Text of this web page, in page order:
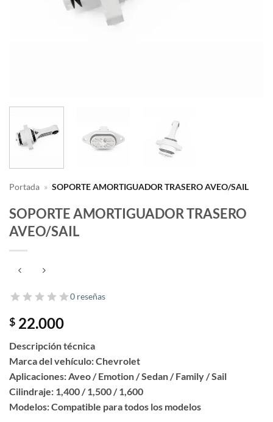
Portada » SOPORTE AMORTIGUADOR TRASERO AVEO/SAIL
SOPORTE AMORTIGUADOR TRASERO
AVEO/SAIL
0 reseñas
$ 22.000
Descripción técnica
Marca del vehículo: Chevrolet
Aplicaciones: Aveo / Emotion / Sedan / Family / Sail
Cilindraje: 1,400 / 1,500 / 1,600
Modelos: Compatible para todos los modelos